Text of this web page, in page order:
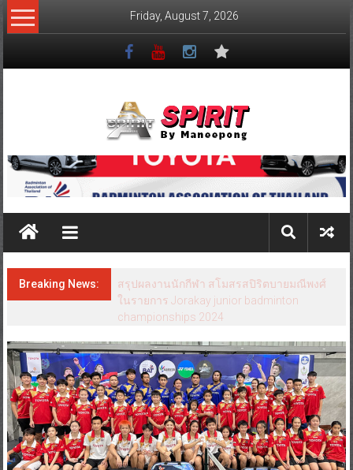
Friday, August 7, 2026
Breaking News:
สรุปผลงานนักกีฬา สโมสรสปิริตบายมณีพงศ์
ในรายการ Jorakay junior badminton
championships 2024